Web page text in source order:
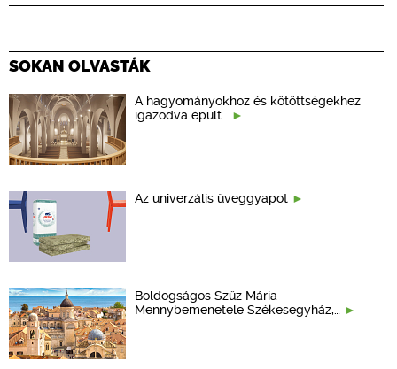
SOKAN OLVASTÁK
A hagyományokhoz és kötöttségekhez
igazodva épült…
Az univerzális üveggyapot
Boldogságos Szűz Mária
Mennybemenetele Székesegyház,…